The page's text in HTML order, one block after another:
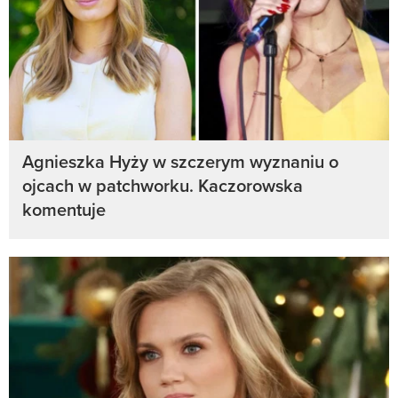
Agnieszka Hyży w szczerym wyznaniu o
ojcach w patchworku. Kaczorowska
komentuje